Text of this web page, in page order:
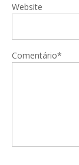
Website
Comentário*